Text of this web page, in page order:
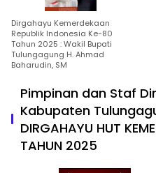
Dirgahayu Kemerdekaan
Republik Indonesia Ke-80
Tahun 2025 : Wakil Bupati
Tulungagung H. Ahmad
Baharudin, SM
Pimpinan dan Staf
Kabupaten
DIRGAHAYU HUT
TAHUN 2025